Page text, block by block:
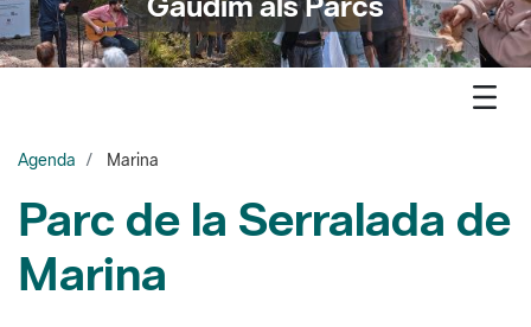
Parc de la Serralada de
Marina